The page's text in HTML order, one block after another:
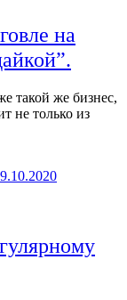
на
такой же бизнес,
не только из